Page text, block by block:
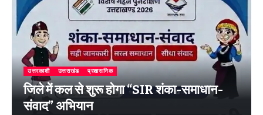
उत्तरकाशी उत्तराखंड प्रशासनिक
जिले में कल से शुरू होगा “SIR शंका-समाधान-
संवाद” अभियान